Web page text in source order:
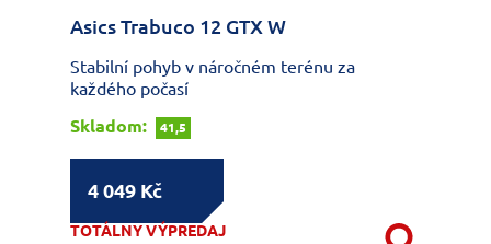
Asics Trabuco 12 GTX W
Stabilní pohyb v náročném terénu za
každého počasí
Skladom:
41,5
4 049 Kč
TOTÁLNY VÝPREDAJ